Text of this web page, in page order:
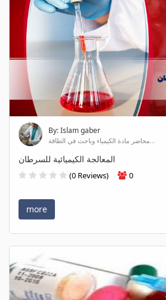
By: Islam gaber
محاضر مادة الكيمياء وباحث في الطاقة...
المعالجة الكيميائية للسرطان
(0 Reviews) 0
more